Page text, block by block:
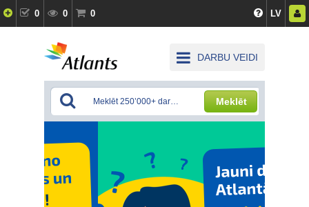
0 0 0 LV
DARBU VEIDI
Meklēt